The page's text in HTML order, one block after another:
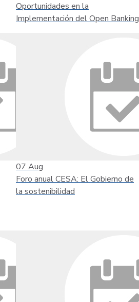
Oportunidades en la
Implementación del Open Banking
07 Aug
Foro anual CESA: El Gobierno de
la sostenibilidad